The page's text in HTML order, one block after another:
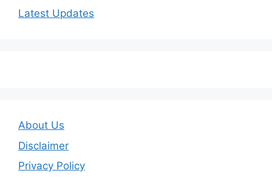
Latest Updates
About Us
Disclaimer
Privacy Policy